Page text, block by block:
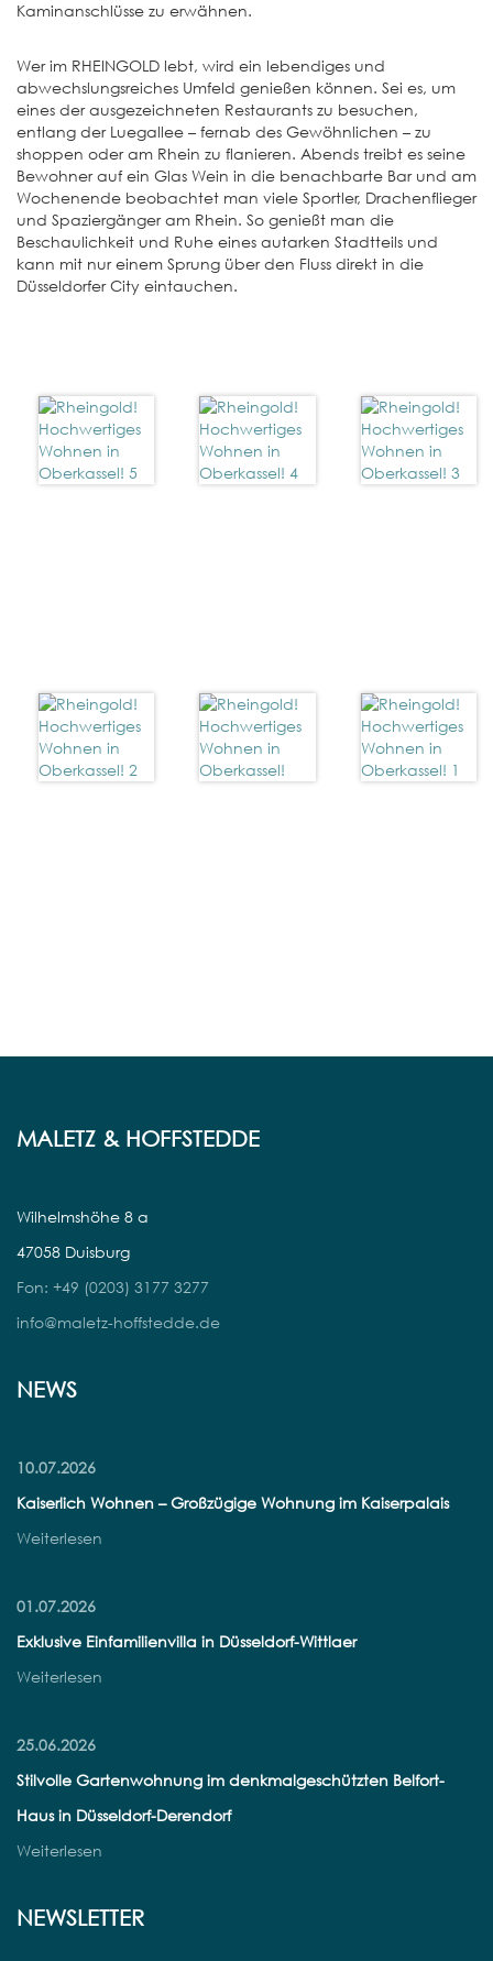
Kaminanschlüsse zu erwähnen.
Wer im RHEINGOLD lebt, wird ein lebendiges und
abwechslungsreiches Umfeld genießen können. Sei es, um
eines der ausgezeichneten Restaurants zu besuchen,
entlang der Luegallee – fernab des Gewöhnlichen – zu
shoppen oder am Rhein zu flanieren. Abends treibt es seine
Bewohner auf ein Glas Wein in die benachbarte Bar und am
Wochenende beobachtet man viele Sportler, Drachenflieger
und Spaziergänger am Rhein. So genießt man die
Beschaulichkeit und Ruhe eines autarken Stadtteils und
kann mit nur einem Sprung über den Fluss direkt in die
Düsseldorfer City eintauchen.
MALETZ & HOFFSTEDDE
Wilhelmshöhe 8 a
47058 Duisburg
Fon: +49 (0203) 3177 3277
info@maletz-hoffstedde.de
NEWS
10.07.2026
Kaiserlich Wohnen – Großzügige Wohnung im Kaiserpalais
Weiterlesen
01.07.2026
Exklusive Einfamilienvilla in Düsseldorf-Wittlaer
Weiterlesen
25.06.2026
Stilvolle Gartenwohnung im denkmalgeschützten Belfort-
Haus in Düsseldorf-Derendorf
Weiterlesen
NEWSLETTER